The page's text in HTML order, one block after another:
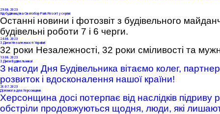
29.08.2023
Хід будівництва Святобор Park Resort у серпні
Останні новини і фотозвіт з будівельного
будівельні роботи 7 і 6 черги.
24.08.2023
З Днем Незалежності України!
32 роки Незалежності, 32 роки сміливості та
13.08.2023
З Днем Будівельника!
З нагоди Дня Будівельника вітаємо колег,
розвиток і вдосконалення нашої країни!
26.07.2023
Допомога для Херсонщини
Херсонщина досі потерпає від наслідків
обстріли продовжуються щодня, люди, які